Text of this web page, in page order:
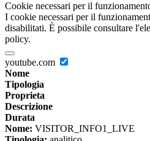
Cookie necessari per il
I cookie necessari per il
disabilitati. È possibile consultare
policy.
youtube.com
Nome
Tipologia
Proprieta
Descrizione
Durata
Nome: VISITOR_INFO1_LIVE